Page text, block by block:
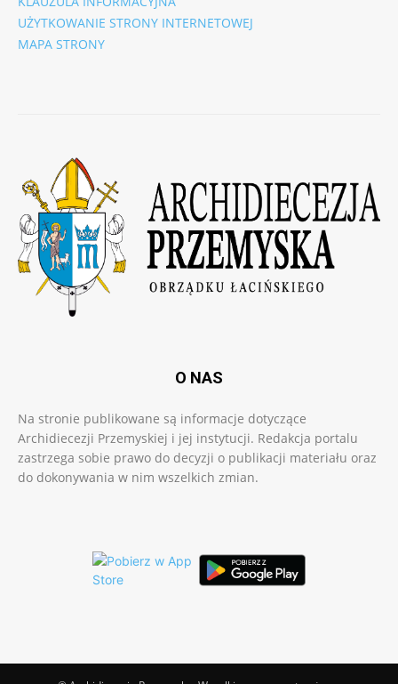
UŻYTKOWANIE STRONY INTERNETOWEJ
MAPA STRONY
O NAS
Na stronie publikowane są informacje dotyczące
Archidiecezji Przemyskiej i jej instytucji. Redakcja portalu
zastrzega sobie prawo do decyzji o publikacji materiału oraz
do dokonywania w nim wszelkich zmian.